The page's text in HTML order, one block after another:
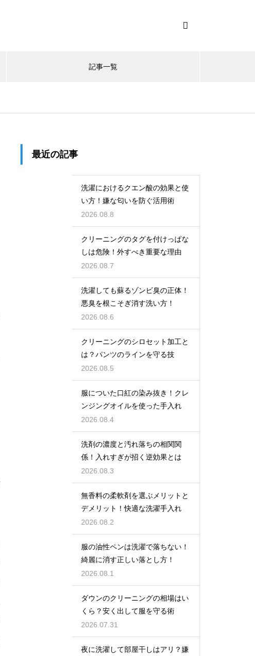
記事一覧
最近の記事
洗濯におけるクエン酸の効果と使
い方！嫌な匂いを防ぐ活用術
2026.08.8
クリーニングのタグを付けっぱな
しは危険！外すべき重要な理由
2026.08.7
洗濯しても蘇るゾンビ臭の正体！
悪臭を根こそぎ消す洗い方！
2026.08.6
クリーニングのシロセット加工と
は？パンツのラインを守る技
2026.08.5
服についた口紅の染み抜き！クレ
ンジングオイルを使った手入れ
2026.08.4
洗剤の濃度と汚れ落ちの相関関
係！入れすぎが招く逆効果とは
2026.08.3
無香料の柔軟剤を選ぶメリットと
デメリット！快適な洗濯手入れ
2026.08.2
服の油性ペンは洗濯で落ちない！
綺麗に消す正しい落とし方！
2026.08.1
ダウンのクリーニングの相場はい
くら？安く出して服を守る術
2026.07.31
夜に洗濯して部屋干しはアリ？嫌